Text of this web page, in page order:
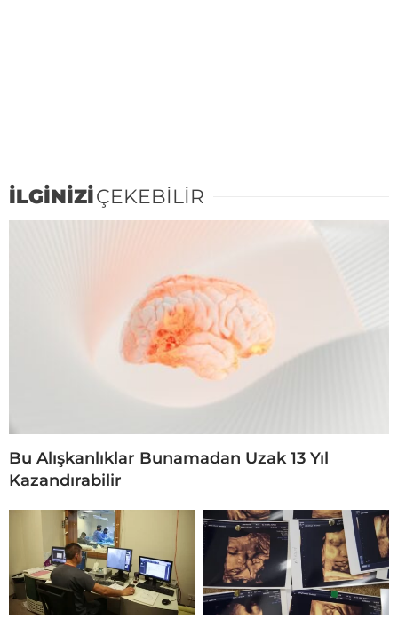
İLGİNİZİÇEKEBİLİR
Bu Alışkanlıklar Bunamadan Uzak 13 Yıl
Kazandırabilir